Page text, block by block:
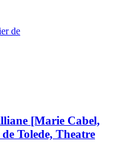
de
[Marie Cabel,
Tolede, Theatre